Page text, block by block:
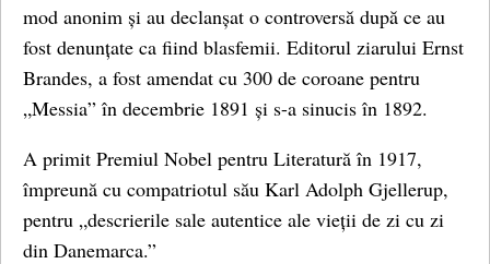
mod anonim și au declanșat o controversă după ce au
fost denunțate ca fiind blasfemii. Editorul ziarului Ernst
Brandes, a fost amendat cu 300 de coroane pentru
„Messia” în decembrie 1891 și s-a sinucis în 1892.
A primit Premiul Nobel pentru Literatură în 1917,
împreună cu compatriotul său Karl Adolph Gjellerup,
pentru „descrierile sale autentice ale vieții de zi cu zi
din Danemarca.”